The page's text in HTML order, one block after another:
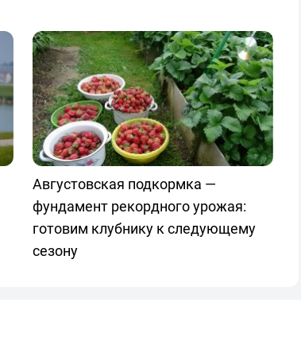
Августовская подкормка —
фундамент рекордного урожая:
готовим клубнику к следующему
сезону